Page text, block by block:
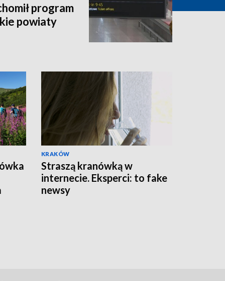
program
powiaty
KRAKÓW
Straszą kranówką w
internecie. Eksperci: to fake
newsy